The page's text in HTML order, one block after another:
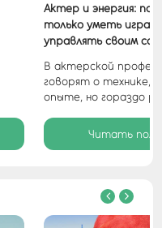
Актер и энергия:
только уметь
управлять своим
В актерской
говорят о технике,
опыте, но гораздо
Читать